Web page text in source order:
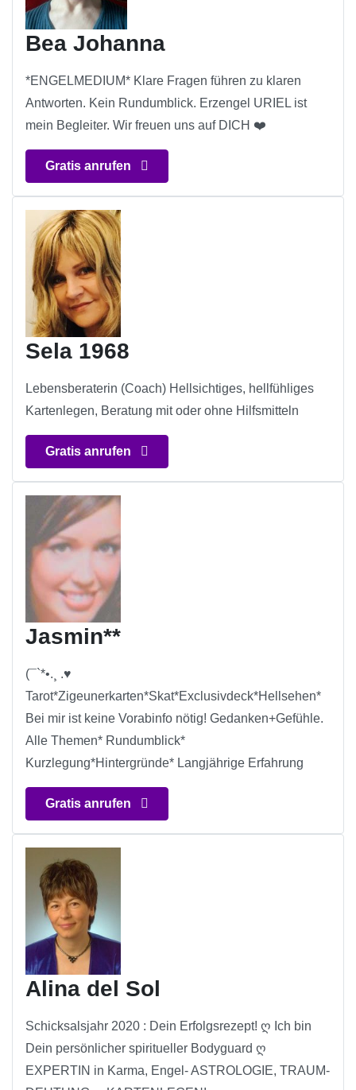
Bea Johanna
*ENGELMEDIUM* Klare Fragen führen zu klaren
Antworten. Kein Rundumblick. Erzengel URIEL ist
mein Begleiter. Wir freuen uns auf DICH ❤️
Gratis anrufen
Sela 1968
Lebensberaterin (Coach) Hellsichtiges, hellfühliges
Kartenlegen, Beratung mit oder ohne Hilfsmitteln
Gratis anrufen
Jasmin**
(¯`*•.¸ .♥
Tarot*Zigeunerkarten*Skat*Exclusivdeck*Hellsehen*
Bei mir ist keine Vorabinfo nötig! Gedanken+Gefühle.
Alle Themen* Rundumblick*
Kurzlegung*Hintergründe* Langjährige Erfahrung
Gratis anrufen
Alina del Sol
Schicksalsjahr 2020 : Dein Erfolgsrezept! ღ Ich bin
Dein persönlicher spiritueller Bodyguard ღ
EXPERTIN in Karma, Engel- ASTROLOGIE, TRAUM-